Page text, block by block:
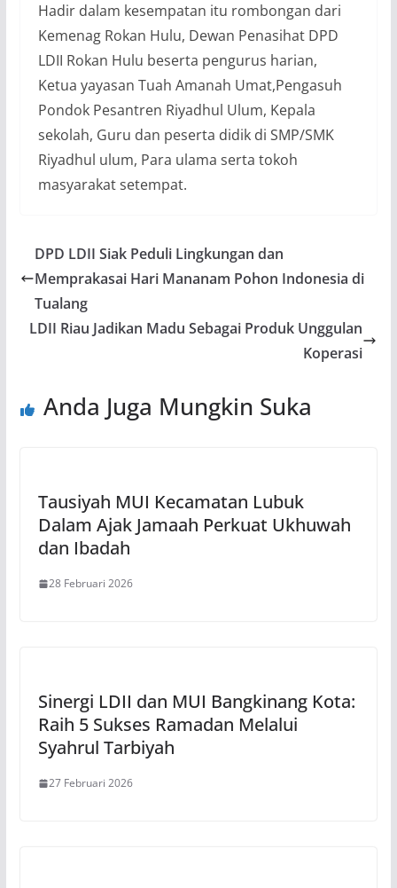
Hadir dalam kesempatan itu rombongan dari
Kemenag Rokan Hulu, Dewan Penasihat DPD
LDII Rokan Hulu beserta pengurus harian,
Ketua yayasan Tuah Amanah Umat,Pengasuh
Pondok Pesantren Riyadhul Ulum, Kepala
sekolah, Guru dan peserta didik di SMP/SMK
Riyadhul ulum, Para ulama serta tokoh
masyarakat setempat.
DPD LDII Siak Peduli Lingkungan dan
Memprakasai Hari Mananam Pohon Indonesia di
Tualang
LDII Riau Jadikan Madu Sebagai Produk Unggulan
Koperasi
Anda Juga Mungkin Suka
Tausiyah MUI Kecamatan Lubuk
Dalam Ajak Jamaah Perkuat Ukhuwah
dan Ibadah
28 Februari 2026
Sinergi LDII dan MUI Bangkinang Kota:
Raih 5 Sukses Ramadan Melalui
Syahrul Tarbiyah
27 Februari 2026